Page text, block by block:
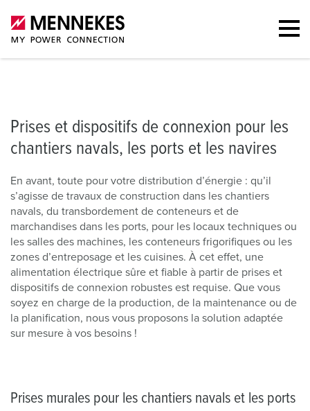
Prises et dispositifs de connexion
Prises et dispositifs de connexion pour les
chantiers navals, les ports et les navires
En avant, toute pour votre distribution d’énergie : qu’il
s’agisse de travaux de construction dans les chantiers
navals, du transbordement de conteneurs et de
marchandises dans les ports, pour les locaux techniques ou
les salles des machines, les conteneurs frigorifiques ou les
zones d’entreposage et les cuisines. À cet effet, une
alimentation électrique sûre et fiable à partir de prises et
dispositifs de connexion robustes est requise. Que vous
soyez en charge de la production, de la maintenance ou de
la planification, nous vous proposons la solution adaptée
sur mesure à vos besoins !
Prises murales pour les chantiers navals et les ports